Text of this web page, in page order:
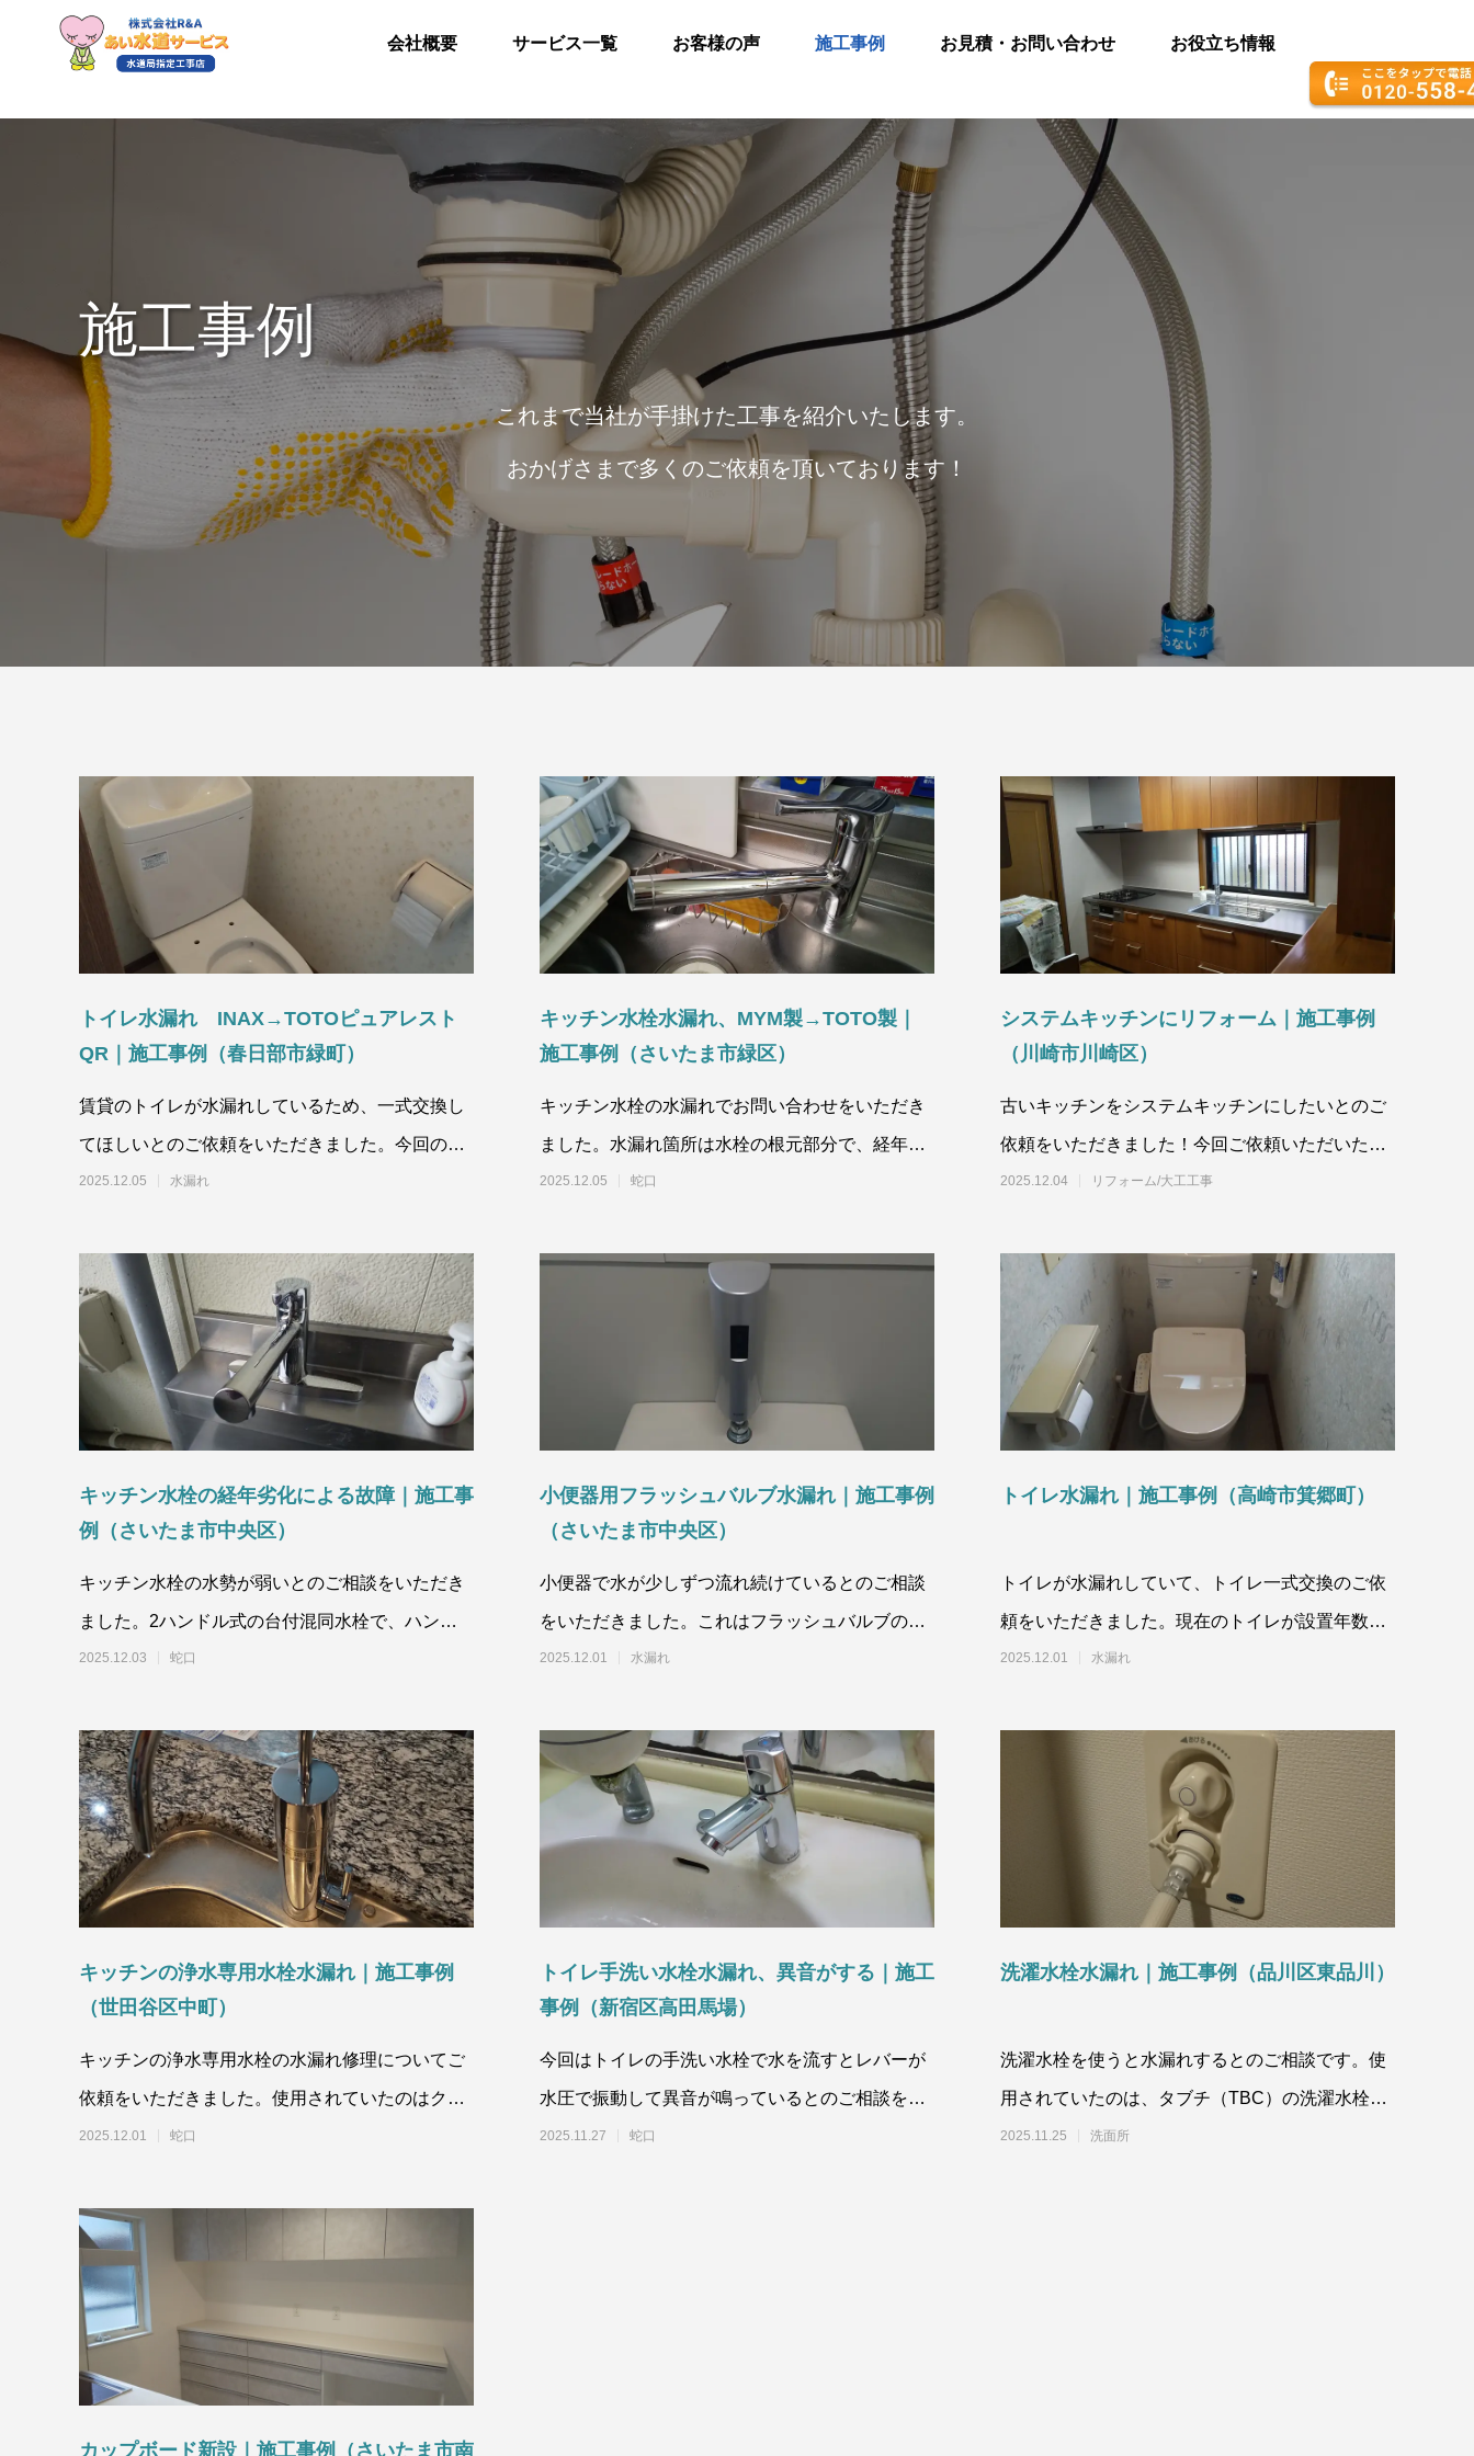
会社概要 サービス一覧 お客様の声 施工事例 お見積・お問い合わせ お役立ち情報
施工事例
これまで当社が手掛けた工事を紹介いたします。
おかげさまで多くのご依頼を頂いております！
トイレ水漏れ INAX→TOTOピュアレスト
QR｜施工事例（春日部市緑町）
賃貸のトイレが水漏れしているため、一式交換し
てほしいとのご依頼をいただきました。今回の水
漏れ症状としては、水を流すと床と
2025.12.05 水漏れ
キッチン水栓水漏れ、MYM製→TOTO製｜
施工事例（さいたま市緑区）
キッチン水栓の水漏れでお問い合わせをいただき
ました。水漏れ箇所は水栓の根元部分で、経年劣
化でよくみられる水漏れ症状です。
2025.12.05 蛇口
システムキッチンにリフォーム｜施工事例
（川崎市川崎区）
古いキッチンをシステムキッチンにしたいとのご
依頼をいただきました！今回ご依頼いただいたの
はTOTOのシステムキッチン「ミ
2025.12.04 リフォーム/大工工事
キッチン水栓の経年劣化による故障｜施工事
例（さいたま市中央区）
キッチン水栓の水勢が弱いとのご相談をいただき
ました。2ハンドル式の台付混同水栓で、ハンド
ルを回しても勢いが弱く、止水栓も
2025.12.03 蛇口
小便器用フラッシュバルブ水漏れ｜施工事例
（さいたま市中央区）
小便器で水が少しずつ流れ続けているとのご相談
をいただきました。これはフラッシュバルブの故
障により、止水がうまくいっていな
2025.12.01 水漏れ
トイレ水漏れ｜施工事例（高崎市箕郷町）
トイレが水漏れしていて、トイレ一式交換のご依
頼をいただきました。現在のトイレが設置年数が
経っているとのことで、水漏れの症
2025.12.01 水漏れ
キッチンの浄水専用水栓水漏れ｜施工事例
（世田谷区中町）
キッチンの浄水専用水栓の水漏れ修理についてご
依頼をいただきました。使用されていたのはクリ
ンスイのA501Bで経年劣化によ
2025.12.01 蛇口
トイレ手洗い水栓水漏れ、異音がする｜施工
事例（新宿区高田馬場）
今回はトイレの手洗い水栓で水を流すとレバーが
水圧で振動して異音が鳴っているとのご相談をい
ただきました。詳しい症状をお伺い
2025.11.27 蛇口
洗濯水栓水漏れ｜施工事例（品川区東品川）
洗濯水栓を使うと水漏れするとのご相談です。使
用されていたのは、タブチ（TBC）の洗濯水栓。
この洗濯水栓の水漏れは中のバル
2025.11.25 洗面所
カップボード新設｜施工事例（さいたま市南